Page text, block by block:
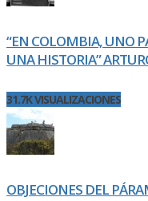
“EN COLOMBIA, UNO
UNA HISTORIA”
31.7K VISUALIZACIONES
OBJECIONES DEL